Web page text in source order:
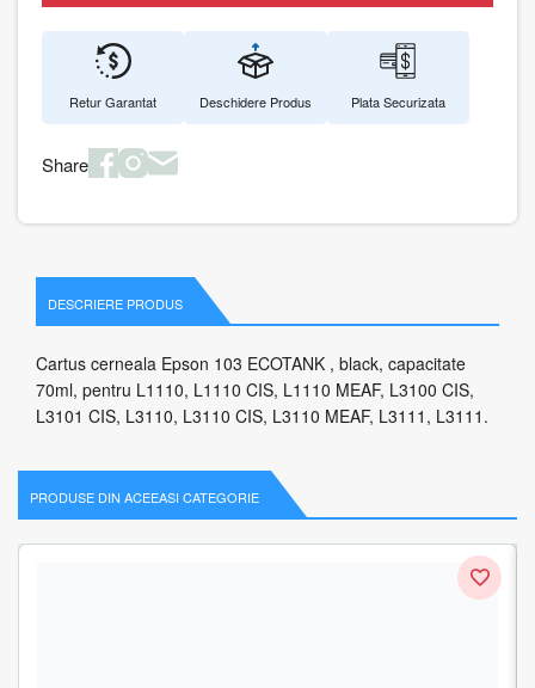
Retur Garantat Deschidere Produs Plata Securizata
Share
DESCRIERE PRODUS
Cartus cerneala Epson 103 ECOTANK , black, capacitate
70ml, pentru L1110, L1110 CIS, L1110 MEAF, L3100 CIS,
L3101 CIS, L3110, L3110 CIS, L3110 MEAF, L3111, L3111.
PRODUSE DIN ACEEASI CATEGORIE